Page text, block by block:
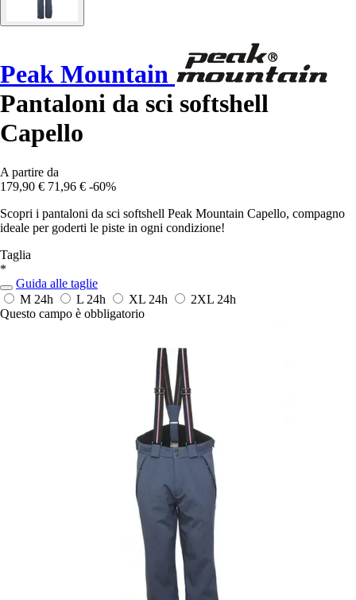
Peak Mountain
Pantaloni da sci softshell
Capello
A partire da
179,90 € 71,96 € -60%
Scopri i pantaloni da sci softshell Peak Mountain Capello, compagno
ideale per goderti le piste in ogni condizione!
Taglia
*
Guida alle taglie
M 24h L 24h XL 24h 2XL 24h
Questo campo è obbligatorio